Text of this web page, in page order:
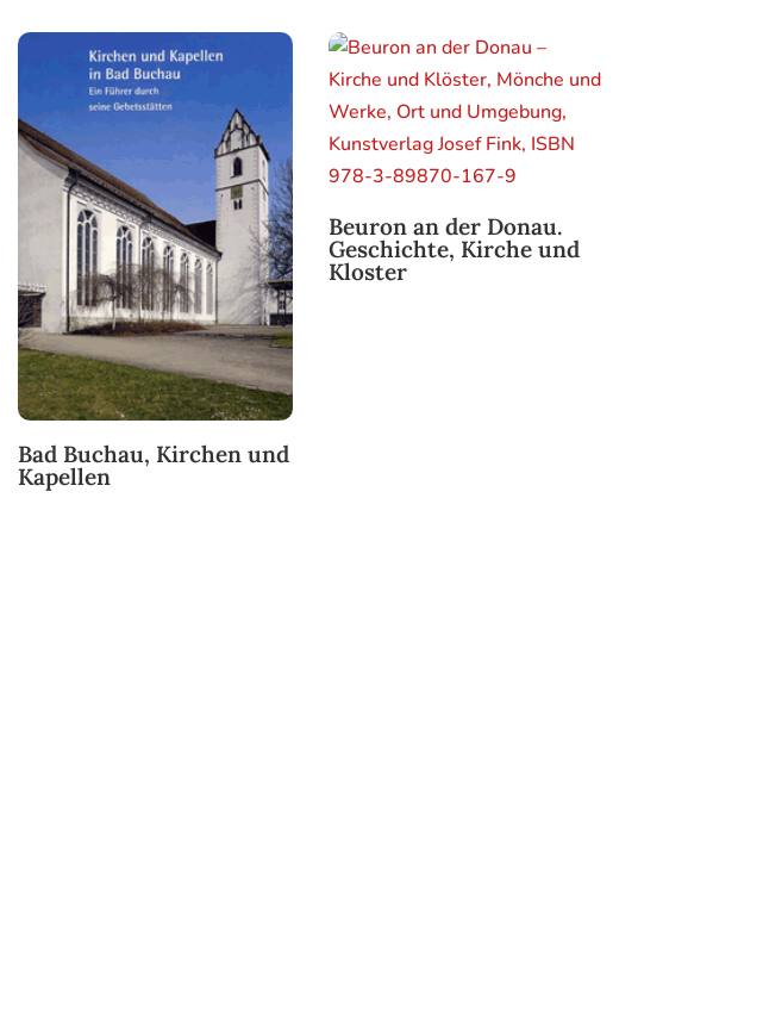
Bad Buchau, Kirchen und
Kapellen
Beuron an der Donau.
Geschichte, Kirche und
Kloster